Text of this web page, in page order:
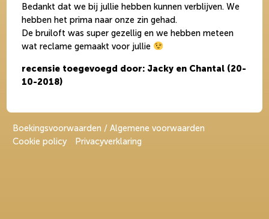
Bedankt dat we bij jullie hebben kunnen verblijven. We
hebben het prima naar onze zin gehad.
De bruiloft was super gezellig en we hebben meteen
wat reclame gemaakt voor jullie
recensie toegevoegd door: Jacky en Chantal (20-
10-2018)
Boekingsvoorwaarden / Algemene voorwaarden
Cookie policy
Privacyverklaring